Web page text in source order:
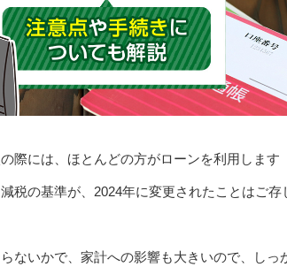
際には、ほとんどの方がローンを利用します
税の基準が、2024年に変更されたことはご存
ないかで、家計への影響も大きいので、しっ